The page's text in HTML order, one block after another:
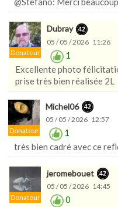
Donateur
Dubray
05 / 05 / 2026 11:26
1
Excellente photo
prise très bien réalisée 2L
Donateur
Michel06
05 / 05 / 2026 12:57
1
très bien cadré avec ce
Donateur
jeromebouet
05 / 05 / 2026 14:45
0